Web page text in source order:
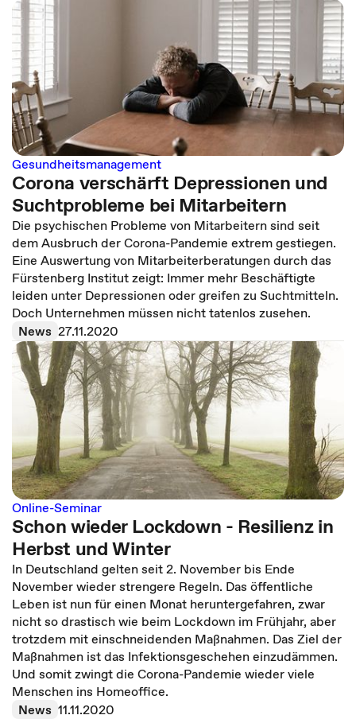
Gesundheitsmanagement
Corona verschärft Depressionen und
Suchtprobleme bei Mitarbeitern
Die psychischen Probleme von Mitarbeitern sind seit
dem Ausbruch der Corona-Pandemie extrem gestiegen.
Eine Auswertung von Mitarbeiterberatungen durch das
Fürstenberg Institut zeigt: Immer mehr Beschäftigte
leiden unter Depressionen oder greifen zu Suchtmitteln.
Doch Unternehmen müssen nicht tatenlos zusehen.
News 27.11.2020
Online-Seminar
Schon wieder Lockdown - Resilienz in
Herbst und Winter
In Deutschland gelten seit 2. November bis Ende
November wieder strengere Regeln. Das öffentliche
Leben ist nun für einen Monat heruntergefahren, zwar
nicht so drastisch wie beim Lockdown im Frühjahr, aber
trotzdem mit einschneidenden Maßnahmen. Das Ziel der
Maßnahmen ist das Infektionsgeschehen einzudämmen.
Und somit zwingt die Corona-Pandemie wieder viele
Menschen ins Homeoffice.
News 11.11.2020